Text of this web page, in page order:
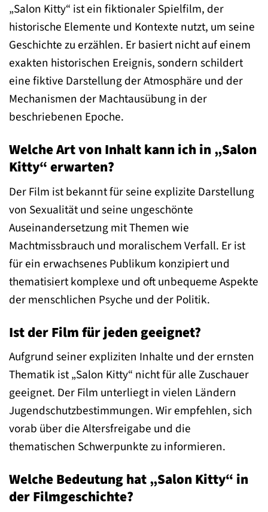
„Salon Kitty“ ist ein fiktionaler Spielfilm, der
historische Elemente und Kontexte nutzt, um seine
Geschichte zu erzählen. Er basiert nicht auf einem
exakten historischen Ereignis, sondern schildert
eine fiktive Darstellung der Atmosphäre und der
Mechanismen der Machtausübung in der
beschriebenen Epoche.
Welche Art von Inhalt kann ich in „Salon
Kitty“ erwarten?
Der Film ist bekannt für seine explizite Darstellung
von Sexualität und seine ungeschönte
Auseinandersetzung mit Themen wie
Machtmissbrauch und moralischem Verfall. Er ist
für ein erwachsenes Publikum konzipiert und
thematisiert komplexe und oft unbequeme Aspekte
der menschlichen Psyche und der Politik.
Ist der Film für jeden geeignet?
Aufgrund seiner expliziten Inhalte und der ernsten
Thematik ist „Salon Kitty“ nicht für alle Zuschauer
geeignet. Der Film unterliegt in vielen Ländern
Jugendschutzbestimmungen. Wir empfehlen, sich
vorab über die Altersfreigabe und die
thematischen Schwerpunkte zu informieren.
Welche Bedeutung hat „Salon Kitty“ in
der Filmgeschichte?